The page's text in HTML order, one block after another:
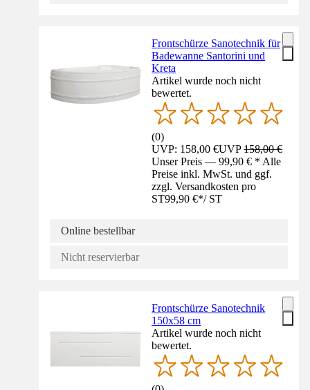
Frontschürze Sanotechnik für
Badewanne Santorini und
Kreta
Artikel wurde noch nicht
bewertet.
(0)
UVP: 158,00 €UVP158,00 €
Unser Preis — 99,90 € * Alle
Preise inkl. MwSt. und ggf.
zzgl. Versandkosten pro
ST99,90 €*/ ST
Online bestellbar
Nicht reservierbar
Frontschürze Sanotechnik
150x58 cm
Artikel wurde noch nicht
bewertet.